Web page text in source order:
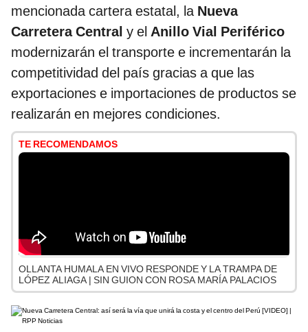
mencionada cartera estatal, laNueva
Carretera Central y el Anillo Vial Periférico
modernizarán el transporte e incrementarán la
competitividad del país gracias a que las
exportaciones e importaciones de productos se
realizarán en mejores condiciones.
TE RECOMENDAMOS
OLLANTA HUMALA EN VIVO RESPONDE Y LA TRAMPA DE
LÓPEZ ALIAGA | SIN GUION CON ROSA MARÍA PALACIOS